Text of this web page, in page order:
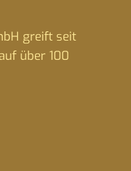
greift seit
über 100